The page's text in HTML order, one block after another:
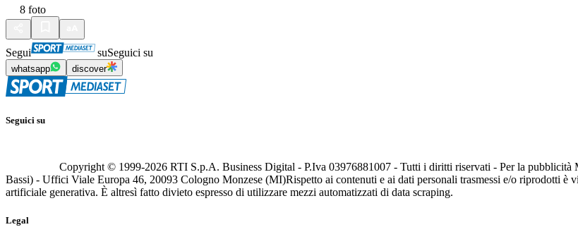
8 foto
Segui suSeguici su
whatsapp discover
Seguici su
Copyright © 1999-2026 RTI S.p.A. Business Digital - P.Iva 03976881007 - Tutti i diritti riservati - Per la
Bassi) - Uffici Viale Europa 46, 20093 Cologno Monzese (MI)Rispetto ai contenuti e ai dati personali trasmessi e/o riprodotti
artificiale generativa. È altresì fatto divieto espresso di utilizzare mezzi automatizzati di data scraping.
Legal